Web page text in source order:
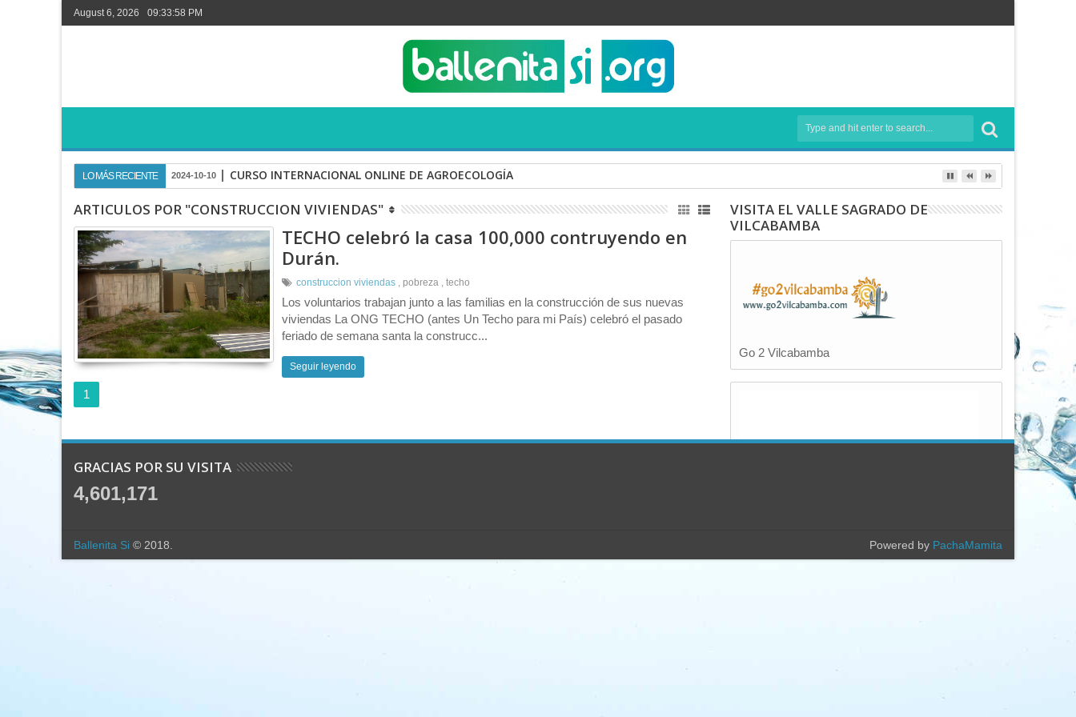
August 6, 2026 09:33:58 PM
LO MÁS RECIENTE CURSO INTERNACIONAL ONLINE DE AGROECOLOGÍA
2024-10-10
ARTICULOS POR "CONSTRUCCION VIVIENDAS"
TECHO celebró la casa 100,000 contruyendo en
Durán.
construccion viviendas , pobreza , techo
Los voluntarios trabajan junto a las familias en la construcción de sus nuevas
viviendas La ONG TECHO (antes Un Techo para mi País) celebró el pasado
feriado de semana santa la construcc...
Seguir leyendo
1
VISITA EL VALLE SAGRADO DE
VILCABAMBA
Go 2 Vilcabamba
GRACIAS POR SU VISITA
4,601,171
Ballenita Si © 2018. Powered by PachaMamita